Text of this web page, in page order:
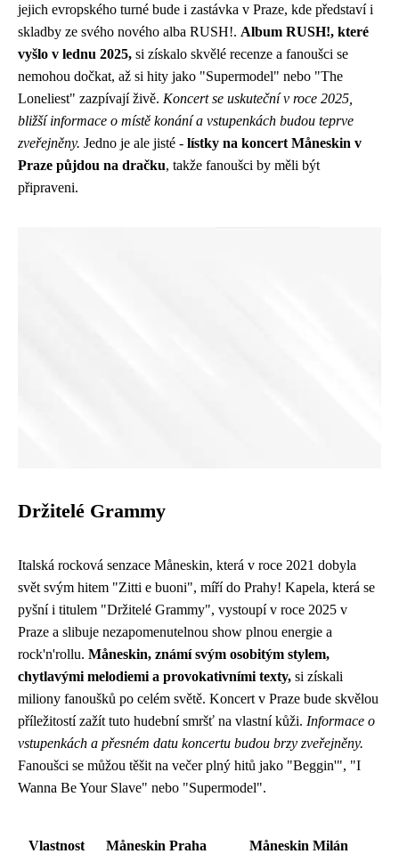
jejich evropského turné bude i zastávka v Praze, kde představí i
skladby ze svého nového alba RUSH!. Album RUSH!, které
vyšlo v lednu 2025, si získalo skvělé recenze a fanoušci se
nemohou dočkat, až si hity jako "Supermodel" nebo "The
Loneliest" zazpívají živě. Koncert se uskuteční v roce 2025,
bližší informace o místě konání a vstupenkách budou teprve
zveřejněny. Jedno je ale jisté - lístky na koncert Måneskin v
Praze půjdou na dračku, takže fanoušci by měli být
připraveni.
Držitelé Grammy
Italská rocková senzace Måneskin, která v roce 2021 dobyla
svět svým hitem "Zitti e buoni", míří do Prahy! Kapela, která se
pyšní i titulem "Držitelé Grammy", vystoupí v roce 2025 v
Praze a slibuje nezapomenutelnou show plnou energie a
rock'n'rollu. Måneskin, známí svým osobitým stylem,
chytlavými melodiemi a provokativními texty, si získali
miliony fanoušků po celém světě. Koncert v Praze bude skvělou
příležitostí zažít tuto hudební smršť na vlastní kůži. Informace o
vstupenkách a přesném datu koncertu budou brzy zveřejněny.
Fanoušci se můžou těšit na večer plný hitů jako "Beggin'", "I
Wanna Be Your Slave" nebo "Supermodel".
Vlastnost
Måneskin Praha
Måneskin Milán